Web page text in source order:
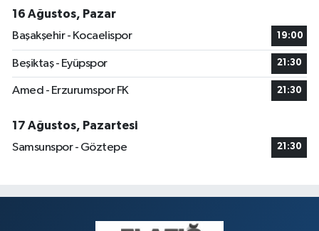
16 Ağustos, Pazar
Başakşehir - Kocaelispor
19:00
Beşiktaş - Eyüpspor 21:30
Amed - Erzurumspor FK 21:30
17 Ağustos, Pazartesi
Samsunspor - Göztepe
21:30